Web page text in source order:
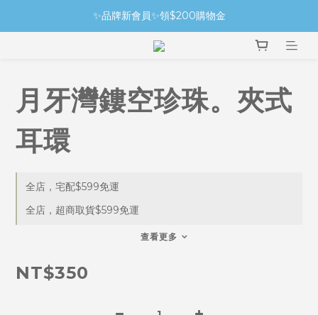
✨品牌新會員✨領$200購物金
月牙灣鏤空珍珠。夾式
耳環
全店，宅配$599免運
全店，超商取貨$599免運
查看更多
NT$350